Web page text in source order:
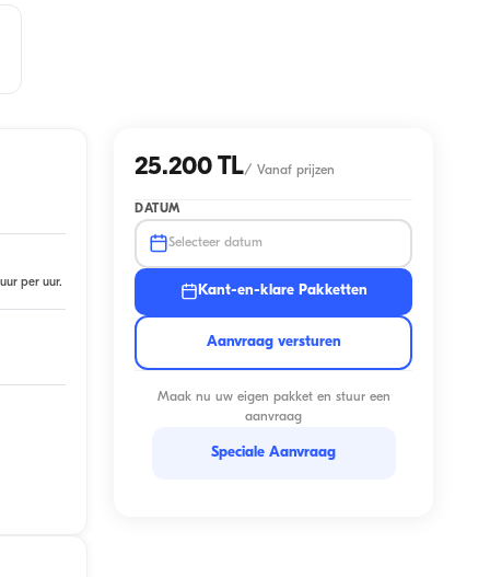
per uur.
25.200 TL/ Vanaf prijzen
DATUM
Selecteer datum
Kant-en-klare Pakketten
Aanvraag versturen
Maak nu uw eigen pakket en stuur een
aanvraag
Speciale Aanvraag